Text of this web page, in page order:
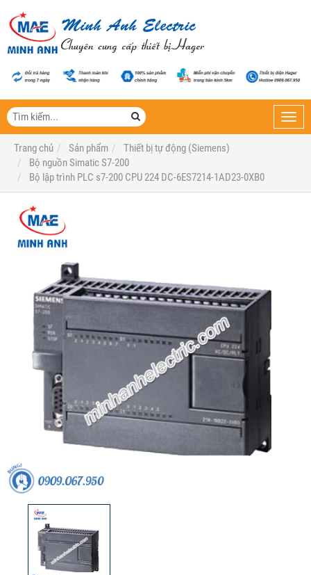
Trang chủ
Sản phẩm
Thiết bị tự động (Siemens)
Bộ nguồn Simatic S7-200
Bộ lập trình PLC s7-200 CPU 224 DC-6ES7214-1AD23-0XB0